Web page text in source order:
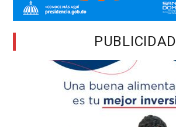
PUBLICIDAD